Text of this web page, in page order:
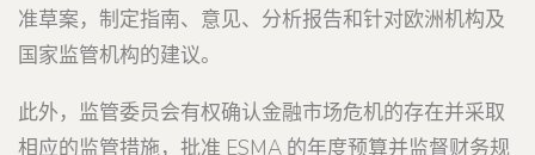
准草案，制定指南、意见、分析报告和针对欧洲机构及
国家监管机构的建议。
此外，监管委员会有权确认金融市场危机的存在并采取
相应的监管措施，批准 ESMA 的年度预算并监督财务规